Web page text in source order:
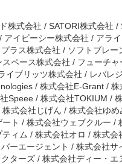
株式会社 / SATORI株式会社
イビーシー株式会社 / アラ
ラス株式会社 / ソフトブレ
ペース株式会社 / フューチ
ブリッツ株式会社 / レバレ
/ 株式会社E-Grant /
Speee / 株式会社TOKIUM /
式会社じげん / 株式会社ゆ
ト / 株式会社ウェブクルー /
ィム / 株式会社オロ / 株式
ーエージェント / 株式会社
ターズ / 株式会社ディー・